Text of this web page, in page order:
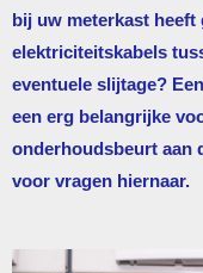
bij uw meterkast heeft
elektriciteitskabels
eventuele slijtage?
een erg belangrijke
onderhoudsbeurt aan
voor vragen hiernaar.